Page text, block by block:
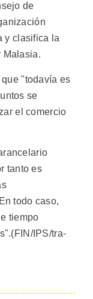
de
y clasifica la
Malasia.
"todavía es
se
el comercio
tanto es
todo caso,
tiempo
IPS/tra-